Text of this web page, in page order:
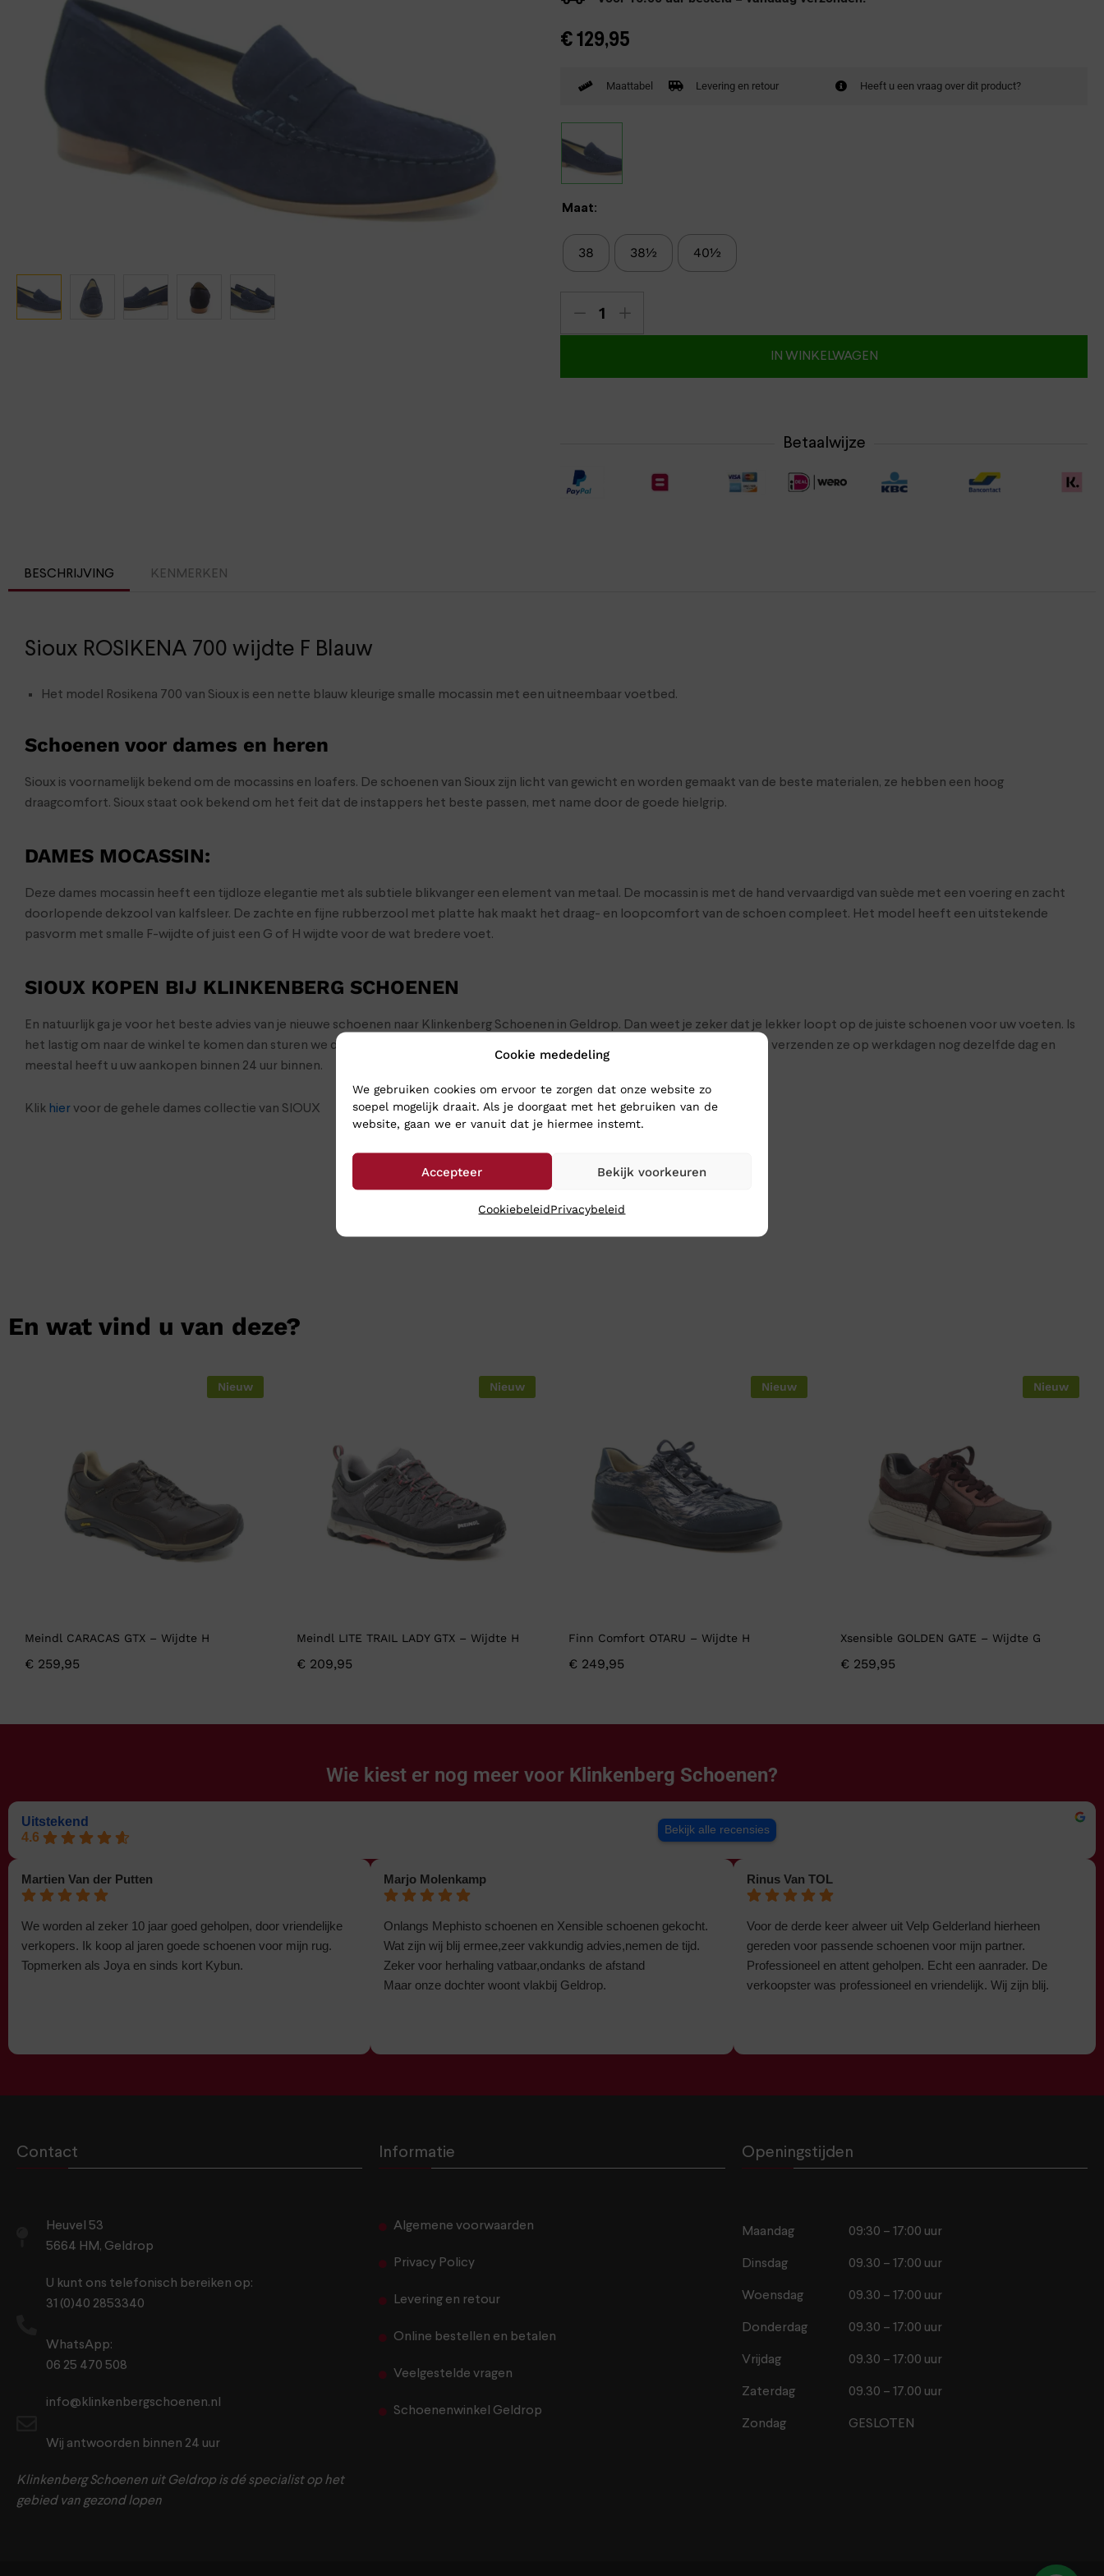
Cookie mededeling
We gebruiken cookies om ervoor te zorgen dat onze website zo
soepel mogelijk draait. Als je doorgaat met het gebruiken van de
website, gaan we er vanuit dat je hiermee instemt.
Accepteer Bekijk voorkeuren
CookiebeleidPrivacybeleid
Verbandschoenen (externe website)
Meindl € 129,95
Maattabel Levering en retour Heeft u een vraag over dit product?
Maat:
38 38½ 40½
IN WINKELWAGEN
Betaalwijze
BESCHRIJVING KENMERKEN
Sioux ROSIKENA 700 wijdte F Blauw
Het model Rosikena 700 van Sioux is een nette blauw kleurige smalle mocassin met een uitneembaar voetbed.
Schoenen voor dames en heren
Sioux is voornamelijk bekend om de mocassins en loafers. De schoenen van Sioux zijn licht van gewicht en worden gemaakt van de beste materialen, ze hebben een hoog
draagcomfort. Sioux staat ook bekend om het feit dat de instappers het beste passen, met name door de goede hielgrip.
DAMES MOCASSIN:
Deze dames mocassin heeft een tijdloze elegantie met als subtiele blikvanger een element van metaal. De mocassin is met de hand vervaardigd van suède met een voering en zacht
doorlopende dekzool van kalfsleer. De zachte en fijne rubberzool met platte hak maakt het draag- en loopcomfort van de schoen compleet. Het model heeft een uitstekende
pasvorm met smalle F-wijdte of juist een G of H wijdte voor de wat bredere voet.
SIOUX KOPEN BIJ KLINKENBERG SCHOENEN
En natuurlijk ga je voor het beste advies van je nieuwe schoenen naar Klinkenberg Schoenen in Geldrop. Dan weet je zeker dat je lekker loopt op de juiste schoenen voor uw voeten. Is
het lastig om naar de winkel te komen dan sturen we de schoenen toch gewoon naar je op: bestel ze online in onze webshop. Wij verzenden ze op werkdagen nog dezelfde dag en
meestal heeft u uw aankopen binnen 24 uur binnen.
Klik hiervoor de gehele dames collectie van SIOUX
En wat vind u van deze?
Nieuw
Meindl CARACAS GTX – Wijdte H
€ 259,95
Nieuw
Meindl LITE TRAIL LADY GTX – Wijdte H
€ 209,95
Nieuw
Finn Comfort OTARU – Wijdte H
€ 249,95
Nieuw
Xsensible GOLDEN GATE – Wijdte G
€ 259,95
Wie kiest er nog meer voor Klinkenberg Schoenen?
Uitstekend
4.6
Bekijk alle recensies
Martien Van der Putten
We worden al zeker 10 jaar goed geholpen, door vriendelijke
verkopers. Ik koop al jaren goede schoenen voor mijn rug.
Topmerken als Joya en sinds kort Kybun.
Marjo Molenkamp
Onlangs Mephisto schoenen en Xensible schoenen gekocht.
Wat zijn wij blij ermee,zeer vakkundig advies,nemen de tijd.
Zeker voor herhaling vatbaar,ondanks de afstand
Maar onze dochter woont vlakbij Geldrop.
Rinus Van TOL
Voor de derde keer alweer uit Velp Gelderland hierheen
gereden voor passende schoenen voor mijn partner.
Professioneel en attent geholpen. Echt een aanrader. De
verkoopster was professioneel en vriendelijk. Wij zijn blij.
Contact
Heuvel 53
5664 HM, Geldrop
U kunt ons telefonisch bereiken op:
31 (0)40 2853340
WhatsApp:
06 25 470 508
info@klinkenbergschoenen.nl
Wij antwoorden binnen 24 uur
Klinkenberg Schoenen uit Geldrop is dé specialist op het
gebied van gezond lopen
Informatie
Algemene voorwaarden
Privacy Policy
Levering en retour
Online bestellen en betalen
Veelgestelde vragen
Schoenenwinkel Geldrop
Openingstijden
Maandag 09:30 – 17:00 uur
Dinsdag 09.30 – 17:00 uur
Woensdag 09.30 – 17:00 uur
Donderdag 09.30 – 17:00 uur
Vrijdag 09.30 – 17:00 uur
Zaterdag 09.30 – 17.00 uur
Zondag GESLOTEN